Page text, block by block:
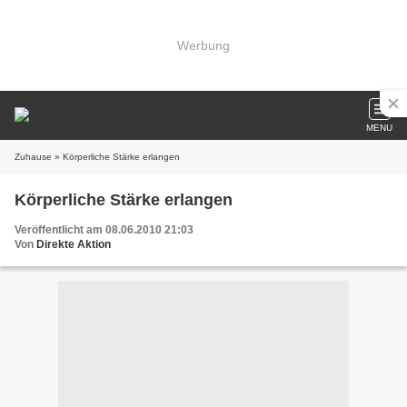
Werbung
MENU
Zuhause » Körperliche Stärke erlangen
Körperliche Stärke erlangen
Veröffentlicht am 08.06.2010 21:03
Von Direkte Aktion